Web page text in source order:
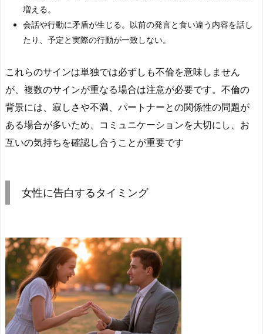
増える。
会話や行動に矛盾が生じる。以前の発言と食い違う内容を話し
たり、予定と実際の行動が一致しない。
これらのサインは単独では必ずしも不倫を意味しません
が、複数のサインが重なる場合は注意が必要です。不倫の
背景には、寂しさや不満、パートナーとの関係性の問題が
ある場合が多いため、コミュニケーションを大切にし、お
互いの気持ちを確認し合うことが重要です
女性に告白するタイミング